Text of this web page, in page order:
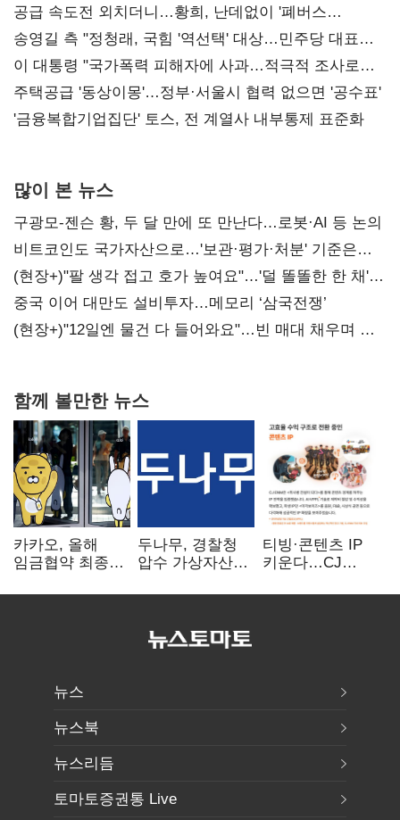
공급 속도전 외치더니…황희, 난데없이 '폐버스
리모델링' 제안
송영길 측 "정청래, 국힘 '역선택' 대상…민주당 대표로
총선 지휘 못해"
이 대통령 "국가폭력 피해자에 사과…적극적 조사로
진실 밝혀야"
주택공급 '동상이몽'…정부·서울시 협력 없으면 '공수표'
'금융복합기업집단' 토스, 전 계열사 내부통제 표준화
많이 본 뉴스
구광모-젠슨 황, 두 달 만에 또 만난다…로봇·AI 등 논의
비트코인도 국가자산으로…'보관·평가·처분' 기준은
숙제
(현장+)"팔 생각 접고 호가 높여요"…'덜 똘똘한 한 채'
20억 키맞추기
중국 이어 대만도 설비투자…메모리 ‘삼국전쟁’
(현장+)"12일엔 물건 다 들어와요"…빈 매대 채우며 문
함께 볼만한 뉴스
카카오, 올해
임금협약 최종
인상·격려금
두나무, 경찰청
압수 가상자산
커스터디 사업
티빙·콘텐츠 IP
키운다…CJ
글로벌 확장 가속
뉴스
뉴스북
뉴스리듬
토마토증권통 Live